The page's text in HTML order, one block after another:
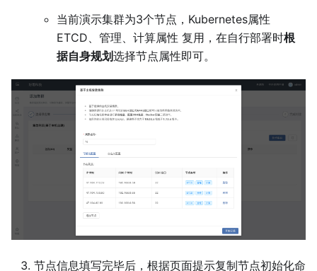
当前演示集群为3个节点，Kubernetes属性
ETCD、管理、计算属性 复用，在自行部署时根
据自身规划选择节点属性即可。
节点信息填写完毕后，根据页面提示复制节点初始化命